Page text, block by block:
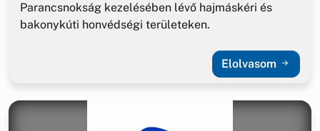
Parancsnokság kezelésében lévő hajmáskéri és
bakonykúti honvédségi területeken.
Elolvasom